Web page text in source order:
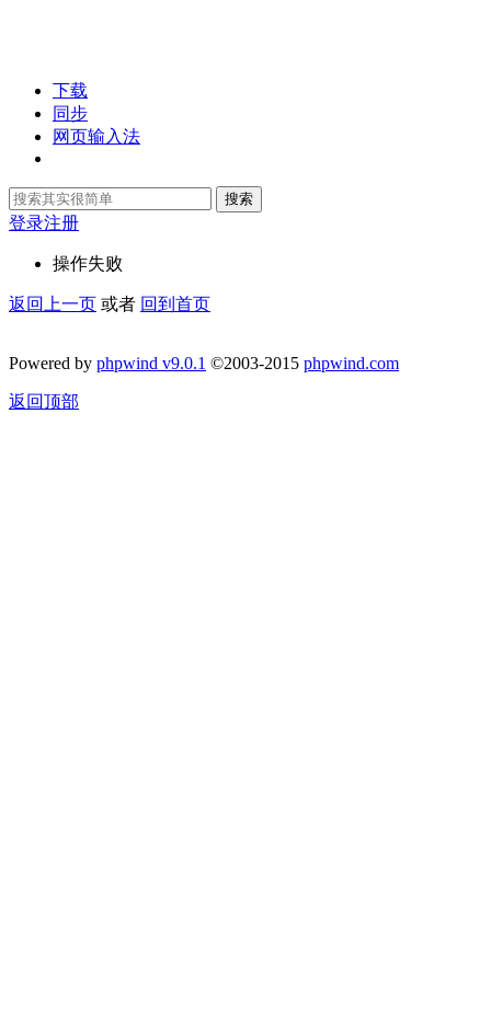
下载
同步
网页输入法
搜索
登录注册
操作失败
返回上一页 或者 回到首页
Powered by phpwind v9.0.1 ©2003-2015 phpwind.com
返回顶部